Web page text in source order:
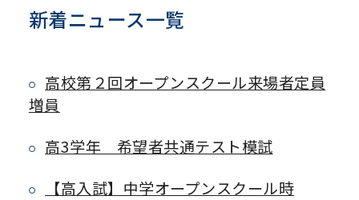
新着ニュース一覧
高校第２回オープンスクール来場者定員
増員
高3学年 希望者共通テスト模試
【高入試】中学オープンスクール時